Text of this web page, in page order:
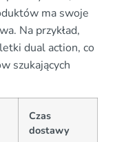
ma swoje
Na przykład,
dual action, co
szukających
Czas
dostawy